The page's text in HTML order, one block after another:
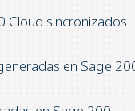
Cloud sincronizados
en Sage